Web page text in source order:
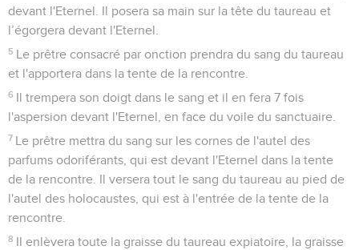
devant l'Eternel. Il posera sa main sur la tête du taureau et
l’égorgera devant l'Eternel.
5
Le prêtre consacré par onction prendra du sang du taureau
et l'apportera dans la tente de la rencontre.
6
Il trempera son doigt dans le sang et il en fera 7 fois
l'aspersion devant l'Eternel, en face du voile du sanctuaire.
7
Le prêtre mettra du sang sur les cornes de l'autel des
parfums odoriférants, qui est devant l'Eternel dans la tente
de la rencontre. Il versera tout le sang du taureau au pied de
l'autel des holocaustes, qui est à l'entrée de la tente de la
rencontre.
8
Il enlèvera toute la graisse du taureau expiatoire, la graisse